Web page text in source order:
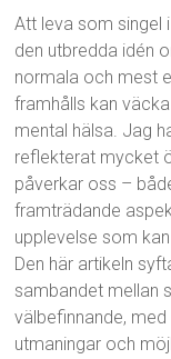
Att leva som singel
den utbredda idén
normala och mest
framhålls kan
mental hälsa. Jag
reflekterat mycket
påverkar oss –
framträdande
upplevelse som
Den här artikeln
sambandet mellan
välbefinnande,
utmaningar och